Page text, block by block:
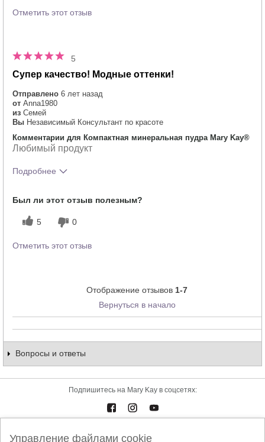
Отметить этот отзыв
5
Супер качество! Модные оттенки!
Отправлено 6 лет назад
от Anna1980
из Семей
Вы Независимый Консультант по красоте
Комментарии для Компактная минеральная пудра Mary Kay®
Любимый продукт
Подробнее
продукта?
Как отличается опыт использования
этого продукта от декоративной
Был ли этот отзыв полезным?
5 0
Отметить этот отзыв
Отображение отзывов 1-7
Вернуться в начало
Вопросы и ответы
Подпишитесь на Mary Kay в соцсетях:
Каталоги Контакты
Управление файлами cookie